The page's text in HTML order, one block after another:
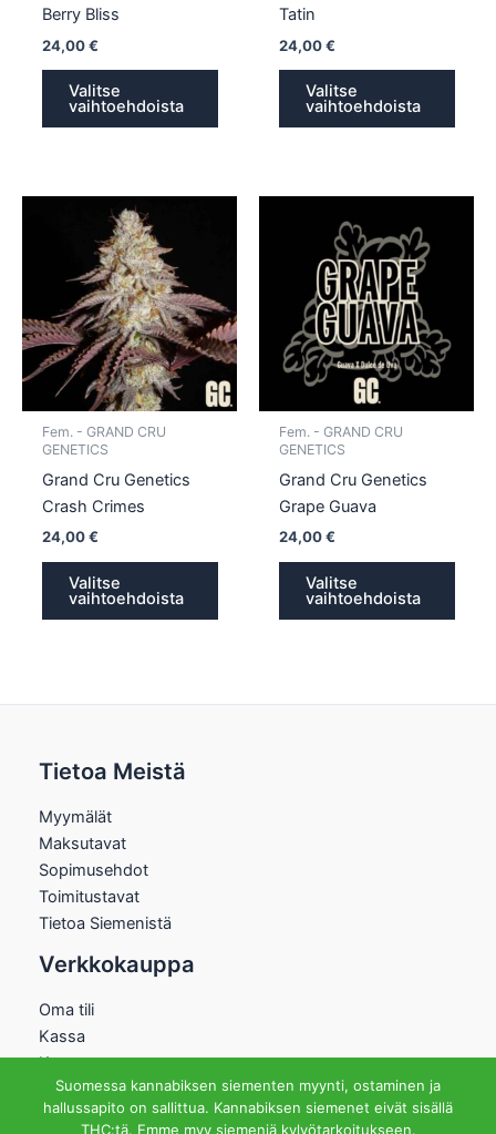
Berry Bliss
24,00€
Valitse
vaihtoehdoista
Tatin
24,00€
Valitse
vaihtoehdoista
Fem. - GRAND CRU
GENETICS
Grand Cru Genetics
Crash Crimes
24,00€
Valitse
vaihtoehdoista
muunnelma.
Voit
tehdä
valinnat
Fem. - GRAND CRU
GENETICS
Grand Cru Genetics
Grape Guava
24,00€
Valitse
vaihtoehdoista
Tietoa Meistä
Myymälät
Maksutavat
Sopimusehdot
Toimitustavat
Tietoa Siemenistä
Verkkokauppa
Oma tili
Kassa
Kauppa
Ostoskori
Helsingin Myymälä
Suomessa kannabiksen siementen myynti, ostaminen ja
hallussapito on sallittua. Kannabiksen siemenet eivät sisällä
THC:tä. Emme myy siemeniä kylvötarkoitukseen.